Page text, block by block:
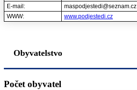
E-mail:
maspodjestedi@seznam.cz
WWW:
www.podjestedi.cz
Obyvatelstvo
Počet obyvatel